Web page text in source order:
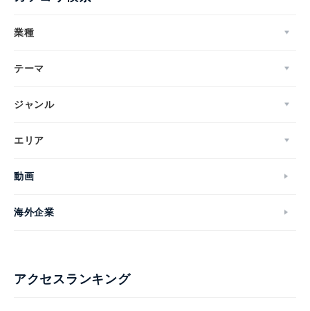
業種
テーマ
ジャンル
エリア
動画
海外企業
アクセスランキング